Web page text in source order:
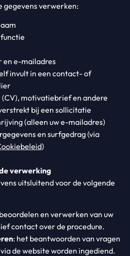
gegevens verwerken:
en e-mailadres
invult in een contact- of
motivatiebrief en andere
bij een sollicitatie
(alleen uw e-mailadres)
en surfgedrag (via
)
verwerking
uitsluitend voor de volgende
en verwerken van uw
contact over de procedure.
: het beantwoorden van vragen
de website worden ingediend.